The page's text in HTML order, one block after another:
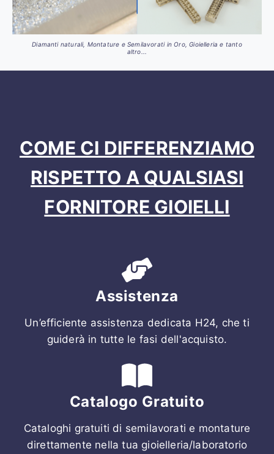
Diamanti naturali, Montature e Semilavorati in Oro, Gioielleria e tanto
altro...
COME CI DIFFERENZIAMO
RISPETTO A QUALSIASI
FORNITORE GIOIELLI
Assistenza
Un’efficiente assistenza dedicata H24, che ti
guiderà in tutte le fasi dell'acquisto.
Catalogo Gratuito
Cataloghi gratuiti di semilavorati e montature
direttamente nella tua gioielleria/laboratorio